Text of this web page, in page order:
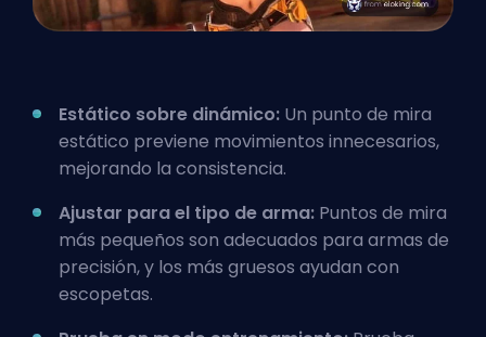
Estático sobre dinámico: Un punto de mira
estático previene movimientos innecesarios,
mejorando la consistencia.
Ajustar para el tipo de arma: Puntos de mira
más pequeños son adecuados para armas de
precisión, y los más gruesos ayudan con
escopetas.